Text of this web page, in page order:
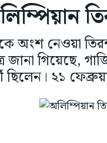
অংশ নেওয়া
জানা গিয়েছে,
ছিলেন। ২১